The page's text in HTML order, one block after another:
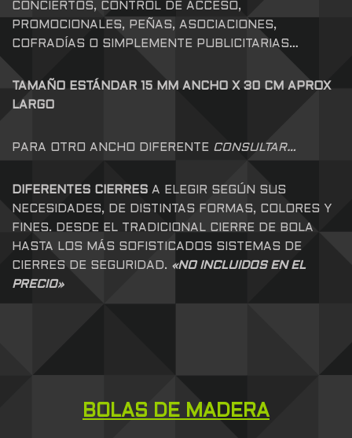
CONCIERTOS, CONTROL DE ACCESO,
PROMOCIONALES, PEÑAS, ASOCIACIONES,
COFRADÍAS O SIMPLEMENTE PUBLICITARIAS…
TAMAÑO ESTÁNDAR 15 MM ANCHO X 30 CM APROX
LARGO
PARA OTRO ANCHO DIFERENTE CONSULTAR…
DIFERENTES CIERRES A ELEGIR SEGÚN SUS
NECESIDADES, DE DISTINTAS FORMAS, COLORES Y
FINES. DESDE EL TRADICIONAL CIERRE DE BOLA
HASTA LOS MÁS SOFISTICADOS SISTEMAS DE
CIERRES DE SEGURIDAD. «NO INCLUIDOS EN EL
PRECIO»
BOLAS DE MADERA